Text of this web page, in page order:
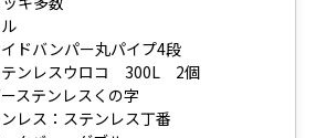
ドバンパー丸パイプ4段
テンレスウロコ 300L 2個
ステンレスくの字
レス：ステンレス丁番